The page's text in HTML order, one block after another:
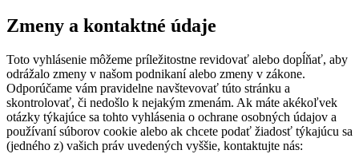
Zmeny a kontaktné údaje
Toto vyhlásenie môžeme príležitostne revidovať alebo dopĺňať, aby
odrážalo zmeny v našom podnikaní alebo zmeny v zákone.
Odporúčame vám pravidelne navštevovať túto stránku a
skontrolovať, či nedošlo k nejakým zmenám. Ak máte akékoľvek
otázky týkajúce sa tohto vyhlásenia o ochrane osobných údajov a
používaní súborov cookie alebo ak chcete podať žiadosť týkajúcu sa
(jedného z) vašich práv uvedených vyššie, kontaktujte nás: